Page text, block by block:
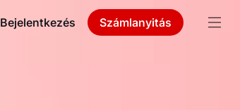
Bejelentkezés Számlanyitás